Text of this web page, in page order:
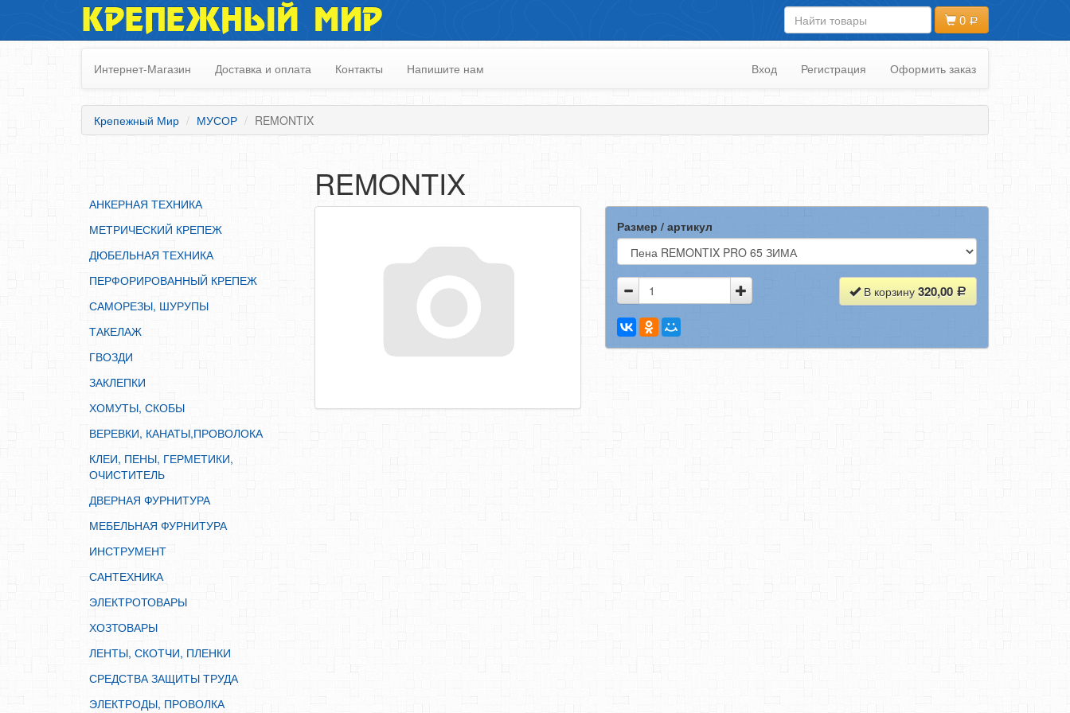
АНКЕРНАЯ ТЕХНИКА
МЕТРИЧЕСКИЙ КРЕПЕЖ
ДЮБЕЛЬНАЯ ТЕХНИКА
ПЕРФОРИРОВАННЫЙ КРЕПЕЖ
САМОРЕЗЫ, ШУРУПЫ
ЗАКЛЕПКИ
ХОМУТЫ, СКОБЫ
ВЕРЕВКИ, КАНАТЫ,ПРОВОЛОКА
КЛЕИ, ПЕНЫ, ГЕРМЕТИКИ, ОЧИСТИТЕЛЬ
ДВЕРНАЯ ФУРНИТУРА
МЕБЕЛЬНАЯ ФУРНИТУРА
ИНСТРУМЕНТ
САНТЕХНИКА
ЭЛЕКТРОТОВАРЫ
ХОЗТОВАРЫ
ЛЕНТЫ, СКОТЧИ, ПЛЕНКИ
СРЕДСТВА ЗАЩИТЫ ТРУДА
ЭЛЕКТРОДЫ, ПРОВОЛКА
КРЕПЕЖНЫЙ МИР 0
Интернет-Магазин Доставка и оплата Контакты Напишите нам Вход Регистрация Оформить заказ
Крепежный Мир МУСОР REMONTIX
АНКЕРНАЯ ТЕХНИКА
МЕТРИЧЕСКИЙ КРЕПЕЖ
ДЮБЕЛЬНАЯ ТЕХНИКА
ПЕРФОРИРОВАННЫЙ КРЕПЕЖ
САМОРЕЗЫ, ШУРУПЫ
ТАКЕЛАЖ
ГВОЗДИ
ЗАКЛЕПКИ
ХОМУТЫ, СКОБЫ
ВЕРЕВКИ, КАНАТЫ,ПРОВОЛОКА
КЛЕИ, ПЕНЫ, ГЕРМЕТИКИ,
ОЧИСТИТЕЛЬ
ДВЕРНАЯ ФУРНИТУРА
МЕБЕЛЬНАЯ ФУРНИТУРА
ИНСТРУМЕНТ
САНТЕХНИКА
ЭЛЕКТРОТОВАРЫ
ХОЗТОВАРЫ
ЛЕНТЫ, СКОТЧИ, ПЛЕНКИ
СРЕДСТВА ЗАЩИТЫ ТРУДА
ЭЛЕКТРОДЫ, ПРОВОЛКА
REMONTIX
Размер / артикул
В корзину 320,00